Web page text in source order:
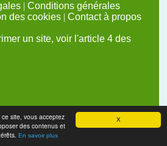
X
site, vous acceptez
des contenus et
En savoir plus
| Conditions générales
des cookies | Contact à propos
un site, voir l'article 4 des